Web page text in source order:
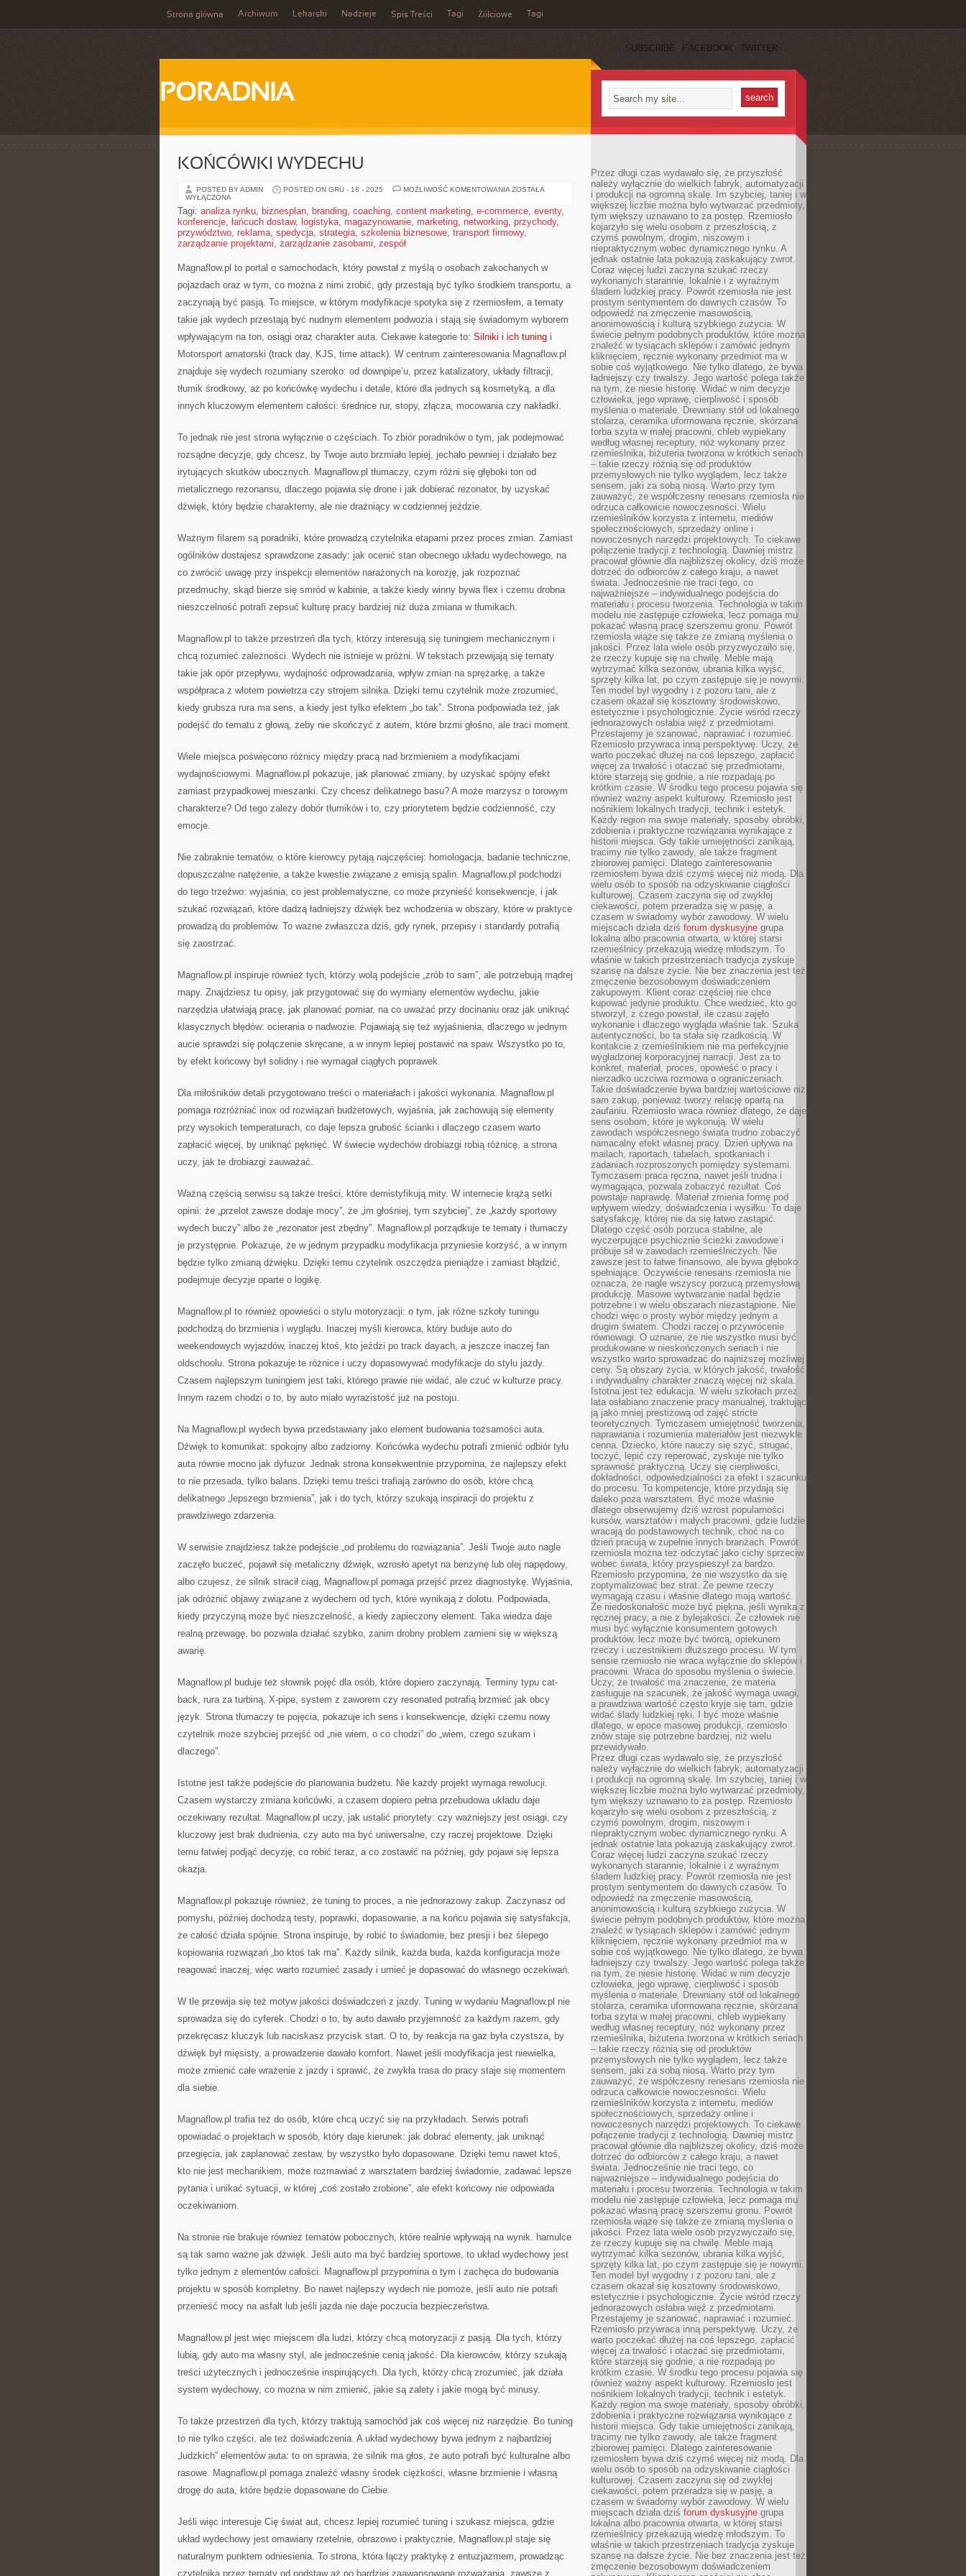
Strona główna Archiwum Lekarski Nadzieje Spis Treści Tagi Żółciowe Tagi
SUBSCRIBE FACEBOOK TWITTER
PORADNIA
KOŃCÓWKI WYDECHU
POSTED BY ADMIN POSTED ON GRU - 18 - 2025 MOŻLIWOŚĆ KOMENTOWANIA KOŃCÓWKI
ZOSTAŁA
WYŁĄCZONA
Tagi: analiza rynku, biznesplan, branding, coaching, content marketing, e-commerce, eventy,
konferencje, łańcuch dostaw, logistyka, magazynowanie, marketing, networking, przychody,
przywództwo, reklama, spedycja, strategia, szkolenia biznesowe, transport firmowy,
zarządzanie projektami, zarządzanie zasobami, zespół
Magnaflow.pl to portal o samochodach, który powstał z myślą o osobach zakochanych w
pojazdach oraz w tym, co można z nimi zrobić, gdy przestają być tylko środkiem transportu, a
zaczynają być pasją. To miejsce, w którym modyfikacje spotyka się z rzemiosłem, a tematy
takie jak wydech przestają być nudnym elementem podwozia i stają się świadomym wyborem
wpływającym na ton, osiągi oraz charakter auta. Ciekawe kategorie to: Silniki i ich tuning i
Motorsport amatorski (track day, KJS, time attack). W centrum zainteresowania Magnaflow.pl
znajduje się wydech rozumiany szeroko: od downpipe’u, przez katalizatory, układy filtracji,
tłumik środkowy, aż po końcówkę wydechu i detale, które dla jednych są kosmetyką, a dla
innych kluczowym elementem całości: średnice rur, stopy, złącza, mocowania czy nakładki.
To jednak nie jest strona wyłącznie o częściach. To zbiór poradników o tym, jak podejmować
rozsądne decyzje, gdy chcesz, by Twoje auto brzmiało lepiej, jechało pewniej i działało bez
irytujących skutków ubocznych. Magnaflow.pl tłumaczy, czym różni się głęboki ton od
metalicznego rezonansu, dlaczego pojawia się drone i jak dobierać rezonator, by uzyskać
dźwięk, który będzie charakterny, ale nie drażniący w codziennej jeździe.
Ważnym filarem są poradniki, które prowadzą czytelnika etapami przez proces zmian. Zamiast
ogólników dostajesz sprawdzone zasady: jak ocenić stan obecnego układu wydechowego, na
co zwrócić uwagę przy inspekcji elementów narażonych na korozję, jak rozpoznać
przedmuchy, skąd bierze się smród w kabinie, a także kiedy winny bywa flex i czemu drobna
nieszczelność potrafi zepsuć kulturę pracy bardziej niż duża zmiana w tłumikach.
Magnaflow.pl to także przestrzeń dla tych, którzy interesują się tuningiem mechanicznym i
chcą rozumieć zależności. Wydech nie istnieje w próżni. W tekstach przewijają się tematy
takie jak opór przepływu, wydajność odprowadzania, wpływ zmian na sprężarkę, a także
współpraca z wlotem powietrza czy strojem silnika. Dzięki temu czytelnik może zrozumieć,
kiedy grubsza rura ma sens, a kiedy jest tylko efektem „bo tak”. Strona podpowiada też, jak
podejść do tematu z głową, żeby nie skończyć z autem, które brzmi głośno, ale traci moment.
Wiele miejsca poświęcono różnicy między pracą nad brzmieniem a modyfikacjami
wydajnościowymi. Magnaflow.pl pokazuje, jak planować zmiany, by uzyskać spójny efekt
zamiast przypadkowej mieszanki. Czy chcesz delikatnego basu? A może marzysz o torowym
charakterze? Od tego zależy dobór tłumików i to, czy priorytetem będzie codzienność, czy
emocje.
Nie zabraknie tematów, o które kierowcy pytają najczęściej: homologacja, badanie techniczne,
dopuszczalne natężenie, a także kwestie związane z emisją spalin. Magnaflow.pl podchodzi
do tego trzeźwo: wyjaśnia, co jest problematyczne, co może przynieść konsekwencje, i jak
szukać rozwiązań, które dadzą ładniejszy dźwięk bez wchodzenia w obszary, które w praktyce
prowadzą do problemów. To ważne zwłaszcza dziś, gdy rynek, przepisy i standardy potrafią
się zaostrzać.
Magnaflow.pl inspiruje również tych, którzy wolą podejście „zrób to sam”, ale potrzebują mądrej
mapy. Znajdziesz tu opisy, jak przygotować się do wymiany elementów wydechu, jakie
narzędzia ułatwiają pracę, jak planować pomiar, na co uważać przy docinaniu oraz jak uniknąć
klasycznych błędów: ocierania o nadwozie. Pojawiają się też wyjaśnienia, dlaczego w jednym
aucie sprawdzi się połączenie skręcane, a w innym lepiej postawić na spaw. Wszystko po to,
by efekt końcowy był solidny i nie wymagał ciągłych poprawek.
Dla miłośników detali przygotowano treści o materiałach i jakości wykonania. Magnaflow.pl
pomaga rozróżniać inox od rozwiązań budżetowych, wyjaśnia, jak zachowują się elementy
przy wysokich temperaturach, co daje lepsza grubość ścianki i dlaczego czasem warto
zapłacić więcej, by uniknąć pęknięć. W świecie wydechów drobiazgi robią różnicę, a strona
uczy, jak te drobiazgi zauważać.
Ważną częścią serwisu są także treści, które demistyfikują mity. W internecie krążą setki
opinii: że „przelot zawsze dodaje mocy”, że „im głośniej, tym szybciej”, że „każdy sportowy
wydech buczy” albo że „rezonator jest zbędny”. Magnaflow.pl porządkuje te tematy i tłumaczy
je przystępnie. Pokazuje, że w jednym przypadku modyfikacja przyniesie korzyść, a w innym
będzie tylko zmianą dźwięku. Dzięki temu czytelnik oszczędza pieniądze i zamiast błądzić,
podejmuje decyzje oparte o logikę.
Magnaflow.pl to również opowieści o stylu motoryzacji: o tym, jak różne szkoły tuningu
podchodzą do brzmienia i wyglądu. Inaczej myśli kierowca, który buduje auto do
weekendowych wyjazdów, inaczej ktoś, kto jeździ po track dayach, a jeszcze inaczej fan
oldschoolu. Strona pokazuje te różnice i uczy dopasowywać modyfikacje do stylu jazdy.
Czasem najlepszym tuningiem jest taki, którego prawie nie widać, ale czuć w kulturze pracy.
Innym razem chodzi o to, by auto miało wyrazistość już na postoju.
Na Magnaflow.pl wydech bywa przedstawiany jako element budowania tożsamości auta.
Dźwięk to komunikat: spokojny albo zadziorny. Końcówka wydechu potrafi zmienić odbiór tyłu
auta równie mocno jak dyfuzor. Jednak strona konsekwentnie przypomina, że najlepszy efekt
to nie przesada, tylko balans. Dzięki temu treści trafiają zarówno do osób, które chcą
delikatnego „lepszego brzmienia”, jak i do tych, którzy szukają inspiracji do projektu z
prawdziwego zdarzenia.
W serwisie znajdziesz także podejście „od problemu do rozwiązania”. Jeśli Twoje auto nagle
zaczęło buczeć, pojawił się metaliczny dźwięk, wzrosło apetyt na benzynę lub olej napędowy,
albo czujesz, że silnik stracił ciąg, Magnaflow.pl pomaga przejść przez diagnostykę. Wyjaśnia,
jak odróżnić objawy związane z wydechem od tych, które wynikają z dolotu. Podpowiada,
kiedy przyczyną może być nieszczelność, a kiedy zapieczony element. Taka wiedza daje
realną przewagę, bo pozwala działać szybko, zanim drobny problem zamieni się w większą
awarię.
Magnaflow.pl buduje też słownik pojęć dla osób, które dopiero zaczynają. Terminy typu cat-
back, rura za turbiną, X-pipe, system z zaworem czy resonated potrafią brzmieć jak obcy
język. Strona tłumaczy te pojęcia, pokazuje ich sens i konsekwencje, dzięki czemu nowy
czytelnik może szybciej przejść od „nie wiem, o co chodzi” do „wiem, czego szukam i
dlaczego”.
Istotne jest także podejście do planowania budżetu. Nie każdy projekt wymaga rewolucji.
Czasem wystarczy zmiana końcówki, a czasem dopiero pełna przebudowa układu daje
oczekiwany rezultat. Magnaflow.pl uczy, jak ustalić priorytety: czy ważniejszy jest osiągi, czy
kluczowy jest brak dudnienia, czy auto ma być uniwersalne, czy raczej projektowe. Dzięki
temu łatwiej podjąć decyzję, co robić teraz, a co zostawić na później, gdy pojawi się lepsza
okazja.
Magnaflow.pl pokazuje również, że tuning to proces, a nie jednorazowy zakup. Zaczynasz od
pomysłu, później dochodzą testy, poprawki, dopasowanie, a na końcu pojawia się satysfakcja,
że całość działa spójnie. Strona inspiruje, by robić to świadomie, bez presji i bez ślepego
kopiowania rozwiązań „bo ktoś tak ma”. Każdy silnik, każda buda, każda konfiguracja może
reagować inaczej, więc warto rozumieć zasady i umieć je dopasować do własnego oczekiwań.
W tle przewija się też motyw jakości doświadczeń z jazdy. Tuning w wydaniu Magnaflow.pl nie
sprowadza się do cyferek. Chodzi o to, by auto dawało przyjemność za każdym razem, gdy
przekręcasz kluczyk lub naciskasz przycisk start. O to, by reakcja na gaz była czystsza, by
dźwięk był mięsisty, a prowadzenie dawało komfort. Nawet jeśli modyfikacja jest niewielka,
może zmienić całe wrażenie z jazdy i sprawić, że zwykła trasa do pracy staje się momentem
dla siebie.
Magnaflow.pl trafia też do osób, które chcą uczyć się na przykładach. Serwis potrafi
opowiadać o projektach w sposób, który daje kierunek: jak dobrać elementy, jak uniknąć
przegięcia, jak zaplanować zestaw, by wszystko było dopasowane. Dzięki temu nawet ktoś,
kto nie jest mechanikiem, może rozmawiać z warsztatem bardziej świadomie, zadawać lepsze
pytania i unikać sytuacji, w której „coś zostało zrobione”, ale efekt końcowy nie odpowiada
oczekiwaniom.
Na stronie nie brakuje również tematów pobocznych, które realnie wpływają na wynik. hamulce
są tak samo ważne jak dźwięk. Jeśli auto ma być bardziej sportowe, to układ wydechowy jest
tylko jednym z elementów całości. Magnaflow.pl przypomina o tym i zachęca do budowania
projektu w sposób kompletny. Bo nawet najlepszy wydech nie pomoże, jeśli auto nie potrafi
przenieść mocy na asfalt lub jeśli jazda nie daje poczucia bezpieczeństwa.
Magnaflow.pl jest więc miejscem dla ludzi, którzy chcą motoryzacji z pasją. Dla tych, którzy
lubią, gdy auto ma własny styl, ale jednocześnie cenią jakość. Dla kierowców, którzy szukają
treści użytecznych i jednocześnie inspirujących. Dla tych, którzy chcą zrozumieć, jak działa
system wydechowy, co można w nim zmienić, jakie są zalety i jakie mogą być minusy.
To także przestrzeń dla tych, którzy traktują samochód jak coś więcej niż narzędzie. Bo tuning
to nie tylko części, ale też doświadczenia. A układ wydechowy bywa jednym z najbardziej
„ludzkich” elementów auta: to on sprawia, że silnik ma głos, że auto potrafi być kulturalne albo
rasowe. Magnaflow.pl pomaga znaleźć własny środek ciężkości, własne brzmienie i własną
drogę do auta, które będzie dopasowane do Ciebie.
Jeśli więc interesuje Cię świat aut, chcesz lepiej rozumieć tuning i szukasz miejsca, gdzie
układ wydechowy jest omawiany rzetelnie, obrazowo i praktycznie, Magnaflow.pl staje się
naturalnym punktem odniesienia. To strona, która łączy praktykę z entuzjazmem, prowadząc
czytelnika przez tematy od podstaw aż po bardziej zaawansowane rozważania, zawsze z
Przez długi czas wydawało się, że przyszłość
należy wyłącznie do wielkich fabryk, automatyzacji
i produkcji na ogromną skalę. Im szybciej, taniej i w
większej liczbie można było wytwarzać przedmioty,
tym większy uznawano to za postęp. Rzemiosło
kojarzyło się wielu osobom z przeszłością, z
czymś powolnym, drogim, niszowym i
niepraktycznym wobec dynamicznego rynku. A
jednak ostatnie lata pokazują zaskakujący zwrot.
Coraz więcej ludzi zaczyna szukać rzeczy
wykonanych starannie, lokalnie i z wyraźnym
śladem ludzkiej pracy. Powrót rzemiosła nie jest
prostym sentymentem do dawnych czasów. To
odpowiedź na zmęczenie masowością,
anonimowością i kulturą szybkiego zużycia. W
świecie pełnym podobnych produktów, które można
znaleźć w tysiącach sklepów i zamówić jednym
kliknięciem, ręcznie wykonany przedmiot ma w
sobie coś wyjątkowego. Nie tylko dlatego, że bywa
ładniejszy czy trwalszy. Jego wartość polega także
na tym, że niesie historię. Widać w nim decyzje
człowieka, jego wprawę, cierpliwość i sposób
myślenia o materiale. Drewniany stół od lokalnego
stolarza, ceramika uformowana ręcznie, skórzana
torba szyta w małej pracowni, chleb wypiekany
według własnej receptury, nóż wykonany przez
rzemieślnika, biżuteria tworzona w krótkich seriach
– takie rzeczy różnią się od produktów
przemysłowych nie tylko wyglądem, lecz także
sensem, jaki za sobą niosą. Warto przy tym
zauważyć, że współczesny renesans rzemiosła nie
odrzuca całkowicie nowoczesności. Wielu
rzemieślników korzysta z internetu, mediów
społecznościowych, sprzedaży online i
nowoczesnych narzędzi projektowych. To ciekawe
połączenie tradycji z technologią. Dawniej mistrz
pracował głównie dla najbliższej okolicy, dziś może
dotrzeć do odbiorców z całego kraju, a nawet
świata. Jednocześnie nie traci tego, co
najważniejsze – indywidualnego podejścia do
materiału i procesu tworzenia. Technologia w takim
modelu nie zastępuje człowieka, lecz pomaga mu
pokazać własną pracę szerszemu gronu. Powrót
rzemiosła wiąże się także ze zmianą myślenia o
jakości. Przez lata wiele osób przyzwyczaiło się,
że rzeczy kupuje się na chwilę. Meble mają
wytrzymać kilka sezonów, ubrania kilka wyjść,
sprzęty kilka lat, po czym zastępuje się je nowymi.
Ten model był wygodny i z pozoru tani, ale z
czasem okazał się kosztowny środowiskowo,
estetycznie i psychologicznie. Życie wśród rzeczy
jednorazowych osłabia więź z przedmiotami.
Przestajemy je szanować, naprawiać i rozumieć.
Rzemiosło przywraca inną perspektywę. Uczy, że
warto poczekać dłużej na coś lepszego, zapłacić
więcej za trwałość i otaczać się przedmiotami,
które starzeją się godnie, a nie rozpadają po
krótkim czasie. W środku tego procesu pojawia się
również ważny aspekt kulturowy. Rzemiosło jest
nośnikiem lokalnych tradycji, technik i estetyk.
Każdy region ma swoje materiały, sposoby obróbki,
zdobienia i praktyczne rozwiązania wynikające z
historii miejsca. Gdy takie umiejętności zanikają,
tracimy nie tylko zawody, ale także fragment
zbiorowej pamięci. Dlatego zainteresowanie
rzemiosłem bywa dziś czymś więcej niż modą. Dla
wielu osób to sposób na odzyskiwanie ciągłości
kulturowej. Czasem zaczyna się od zwykłej
ciekawości, potem przeradza się w pasję, a
czasem w świadomy wybór zawodowy. W wielu
miejscach działa dziś forum dyskusyjne grupa
lokalna albo pracownia otwarta, w której starsi
rzemieślnicy przekazują wiedzę młodszym. To
właśnie w takich przestrzeniach tradycja zyskuje
szansę na dalsze życie. Nie bez znaczenia jest też
zmęczenie bezosobowym doświadczeniem
zakupowym. Klient coraz częściej nie chce
kupować jedynie produktu. Chce wiedzieć, kto go
stworzył, z czego powstał, ile czasu zajęło
wykonanie i dlaczego wygląda właśnie tak. Szuka
autentyczności, bo ta stała się rzadkością. W
kontakcie z rzemieślnikiem nie ma perfekcyjnie
wygładzonej korporacyjnej narracji. Jest za to
konkret, materiał, proces, opowieść o pracy i
nierzadko uczciwa rozmowa o ograniczeniach.
Takie doświadczenie bywa bardziej wartościowe niż
sam zakup, ponieważ tworzy relację opartą na
zaufaniu. Rzemiosło wraca również dlatego, że daje
sens osobom, które je wykonują. W wielu
zawodach współczesnego świata trudno zobaczyć
namacalny efekt własnej pracy. Dzień upływa na
mailach, raportach, tabelach, spotkaniach i
zadaniach rozproszonych pomiędzy systemami.
Tymczasem praca ręczna, nawet jeśli trudna i
wymagająca, pozwala zobaczyć rezultat. Coś
powstaje naprawdę. Materiał zmienia formę pod
wpływem wiedzy, doświadczenia i wysiłku. To daje
satysfakcję, której nie da się łatwo zastąpić.
Dlatego część osób porzuca stabilne, ale
wyczerpujące psychicznie ścieżki zawodowe i
próbuje sił w zawodach rzemieślniczych. Nie
zawsze jest to łatwe finansowo, ale bywa głęboko
spełniające. Oczywiście renesans rzemiosła nie
oznacza, że nagle wszyscy porzucą przemysłową
produkcję. Masowe wytwarzanie nadal będzie
potrzebne i w wielu obszarach niezastąpione. Nie
chodzi więc o prosty wybór między jednym a
drugim światem. Chodzi raczej o przywrócenie
równowagi. O uznanie, że nie wszystko musi być
produkowane w nieskończonych seriach i nie
wszystko warto sprowadzać do najniższej możliwej
ceny. Są obszary życia, w których jakość, trwałość
i indywidualny charakter znaczą więcej niż skala.
Istotna jest też edukacja. W wielu szkołach przez
lata osłabiano znaczenie pracy manualnej, traktując
ją jako mniej prestiżową od zajęć stricte
teoretycznych. Tymczasem umiejętność tworzenia,
naprawiania i rozumienia materiałów jest niezwykle
cenna. Dziecko, które nauczy się szyć, strugać,
toczyć, lepić czy reperować, zyskuje nie tylko
sprawność praktyczną. Uczy się cierpliwości,
dokładności, odpowiedzialności za efekt i szacunku
do procesu. To kompetencje, które przydają się
daleko poza warsztatem. Być może właśnie
dlatego obserwujemy dziś wzrost popularności
kursów, warsztatów i małych pracowni, gdzie ludzie
wracają do podstawowych technik, choć na co
dzień pracują w zupełnie innych branżach. Powrót
rzemiosła można też odczytać jako cichy sprzeciw
wobec świata, który przyspieszył za bardzo.
Rzemiosło przypomina, że nie wszystko da się
zoptymalizować bez strat. Że pewne rzeczy
wymagają czasu i właśnie dlatego mają wartość.
Że niedoskonałość może być piękna, jeśli wynika z
ręcznej pracy, a nie z bylejakości. Że człowiek nie
musi być wyłącznie konsumentem gotowych
produktów, lecz może być twórcą, opiekunem
rzeczy i uczestnikiem dłuższego procesu. W tym
sensie rzemiosło nie wraca wyłącznie do sklepów i
pracowni. Wraca do sposobu myślenia o świecie.
Uczy, że trwałość ma znaczenie, że materia
zasługuje na szacunek, że jakość wymaga uwagi,
a prawdziwa wartość często kryje się tam, gdzie
widać ślady ludzkiej ręki. I być może właśnie
dlatego, w epoce masowej produkcji, rzemiosło
znów staje się potrzebne bardziej, niż wielu
przewidywało.
Przez długi czas wydawało się, że przyszłość
należy wyłącznie do wielkich fabryk, automatyzacji
i produkcji na ogromną skalę. Im szybciej, taniej i w
większej liczbie można było wytwarzać przedmioty,
tym większy uznawano to za postęp. Rzemiosło
kojarzyło się wielu osobom z przeszłością, z
czymś powolnym, drogim, niszowym i
niepraktycznym wobec dynamicznego rynku. A
jednak ostatnie lata pokazują zaskakujący zwrot.
Coraz więcej ludzi zaczyna szukać rzeczy
wykonanych starannie, lokalnie i z wyraźnym
śladem ludzkiej pracy. Powrót rzemiosła nie jest
prostym sentymentem do dawnych czasów. To
odpowiedź na zmęczenie masowością,
anonimowością i kulturą szybkiego zużycia. W
świecie pełnym podobnych produktów, które można
znaleźć w tysiącach sklepów i zamówić jednym
kliknięciem, ręcznie wykonany przedmiot ma w
sobie coś wyjątkowego. Nie tylko dlatego, że bywa
ładniejszy czy trwalszy. Jego wartość polega także
na tym, że niesie historię. Widać w nim decyzje
człowieka, jego wprawę, cierpliwość i sposób
myślenia o materiale. Drewniany stół od lokalnego
stolarza, ceramika uformowana ręcznie, skórzana
torba szyta w małej pracowni, chleb wypiekany
według własnej receptury, nóż wykonany przez
rzemieślnika, biżuteria tworzona w krótkich seriach
– takie rzeczy różnią się od produktów
przemysłowych nie tylko wyglądem, lecz także
sensem, jaki za sobą niosą. Warto przy tym
zauważyć, że współczesny renesans rzemiosła nie
odrzuca całkowicie nowoczesności. Wielu
rzemieślników korzysta z internetu, mediów
społecznościowych, sprzedaży online i
nowoczesnych narzędzi projektowych. To ciekawe
połączenie tradycji z technologią. Dawniej mistrz
pracował głównie dla najbliższej okolicy, dziś może
dotrzeć do odbiorców z całego kraju, a nawet
świata. Jednocześnie nie traci tego, co
najważniejsze – indywidualnego podejścia do
materiału i procesu tworzenia. Technologia w takim
modelu nie zastępuje człowieka, lecz pomaga mu
pokazać własną pracę szerszemu gronu. Powrót
rzemiosła wiąże się także ze zmianą myślenia o
jakości. Przez lata wiele osób przyzwyczaiło się,
że rzeczy kupuje się na chwilę. Meble mają
wytrzymać kilka sezonów, ubrania kilka wyjść,
sprzęty kilka lat, po czym zastępuje się je nowymi.
Ten model był wygodny i z pozoru tani, ale z
czasem okazał się kosztowny środowiskowo,
estetycznie i psychologicznie. Życie wśród rzeczy
jednorazowych osłabia więź z przedmiotami.
Przestajemy je szanować, naprawiać i rozumieć.
Rzemiosło przywraca inną perspektywę. Uczy, że
warto poczekać dłużej na coś lepszego, zapłacić
więcej za trwałość i otaczać się przedmiotami,
które starzeją się godnie, a nie rozpadają po
krótkim czasie. W środku tego procesu pojawia się
również ważny aspekt kulturowy. Rzemiosło jest
nośnikiem lokalnych tradycji, technik i estetyk.
Każdy region ma swoje materiały, sposoby obróbki,
zdobienia i praktyczne rozwiązania wynikające z
historii miejsca. Gdy takie umiejętności zanikają,
tracimy nie tylko zawody, ale także fragment
zbiorowej pamięci. Dlatego zainteresowanie
rzemiosłem bywa dziś czymś więcej niż modą. Dla
wielu osób to sposób na odzyskiwanie ciągłości
kulturowej. Czasem zaczyna się od zwykłej
ciekawości, potem przeradza się w pasję, a
czasem w świadomy wybór zawodowy. W wielu
miejscach działa dziś forum dyskusyjne grupa
lokalna albo pracownia otwarta, w której starsi
rzemieślnicy przekazują wiedzę młodszym. To
właśnie w takich przestrzeniach tradycja zyskuje
szansę na dalsze życie. Nie bez znaczenia jest też
zmęczenie bezosobowym doświadczeniem